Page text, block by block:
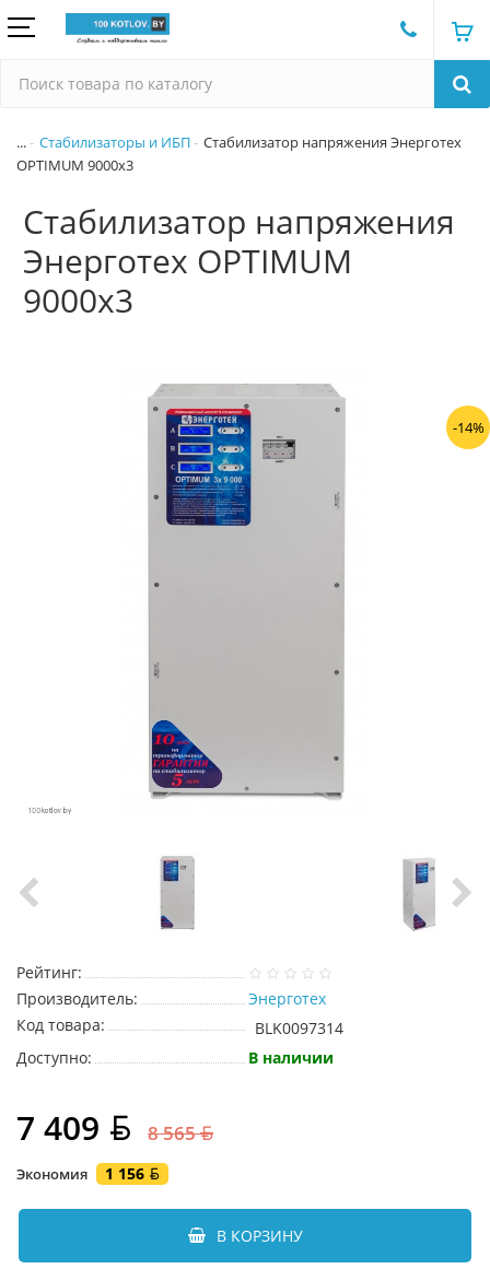
... Стабилизаторы и ИБП
Стабилизатор напряжения Энерготех
OPTIMUM 9000х3
Стабилизатор напряжения
Энерготех OPTIMUM
9000х3
-14%
Рейтинг:
Производитель:
Энерготех
Код товара:
BLK0097314
Доступно:
В наличии
7 409 8 565
Экономия 1 156
В КОРЗИНУ